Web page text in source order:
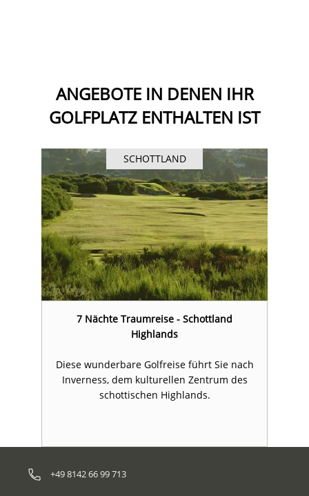
ANGEBOTE IN DENEN IHR
GOLFPLATZ ENTHALTEN IST
SCHOTTLAND
7 Nächte Traumreise - Schottland
Highlands
Diese wunderbare Golfreise führt Sie nach
Inverness, dem kulturellen Zentrum des
schottischen Highlands.
+49 8142 66 99 713